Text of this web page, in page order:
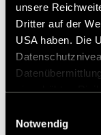
unsere
Dritter auf der
USA haben. Die
zustehen.
Notwendig
* Originalt
men kan kun